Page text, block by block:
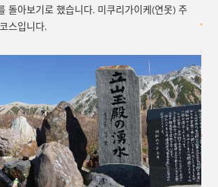
돌아보기로 했습니다. 미쿠리가이케(연못) 주
스입니다.